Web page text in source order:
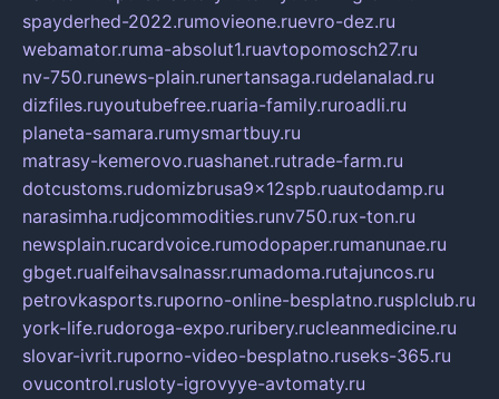
spayderhed-2022.rumovieone.ruevro-dez.ru
webamator.ruma-absolut1.ruavtopomosch27.ru
nv-750.runews-plain.runertansaga.rudelanalad.ru
dizfiles.ruyoutubefree.ruaria-family.ruroadli.ru
planeta-samara.rumysmartbuy.ru
matrasy-kemerovo.ruashanet.rutrade-farm.ru
dotcustoms.rudomizbrusa9x12spb.ruautodamp.ru
narasimha.rudjcommodities.runv750.rux-ton.ru
newsplain.rucardvoice.rumodopaper.rumanunae.ru
gbget.rualfeihavsalnassr.rumadoma.rutajuncos.ru
petrovkasports.ruporno-online-besplatno.rusplclub.ru
york-life.rudoroga-expo.ruribery.rucleanmedicine.ru
slovar-ivrit.ruporno-video-besplatno.ruseks-365.ru
ovucontrol.rusloty-igrovyye-avtomaty.ru